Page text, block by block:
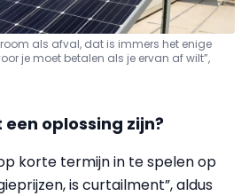
als afval, dat is immers het enige
je moet betalen als je ervan af wilt”,
oplossing zijn?
korte termijn in te spelen op
is curtailment”, aldus